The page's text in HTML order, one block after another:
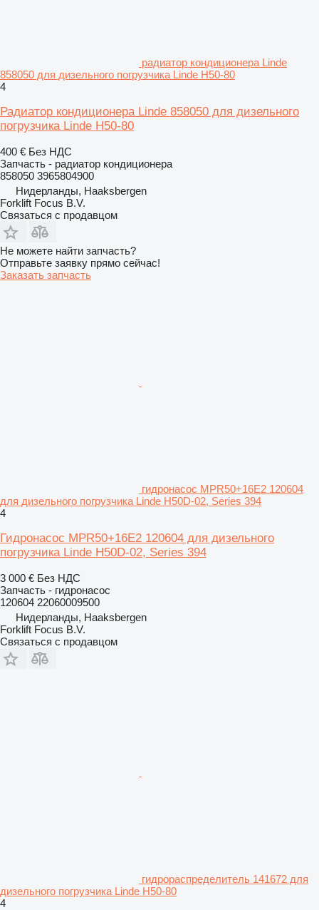
радиатор кондиционера Linde
858050 для дизельного погрузчика Linde H50-80
4
Радиатор кондиционера Linde 858050 для дизельного
погрузчика Linde H50-80
400 € Без НДС
Запчасть - радиатор кондиционера
858050 3965804900
Нидерланды, Haaksbergen
Forklift Focus B.V.
Связаться с продавцом
Не можете найти запчасть?
Отправьте заявку прямо сейчас!
Заказать запчасть
гидронасос MPR50+16E2 120604
для дизельного погрузчика Linde H50D-02, Series 394
4
Гидронасос MPR50+16E2 120604 для дизельного
погрузчика Linde H50D-02, Series 394
3 000 € Без НДС
Запчасть - гидронасос
120604 22060009500
Нидерланды, Haaksbergen
Forklift Focus B.V.
Связаться с продавцом
гидрораспределитель 141672 для
дизельного погрузчика Linde H50-80
4